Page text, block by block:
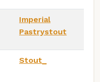
Imperial
Pastrystout
Stout_